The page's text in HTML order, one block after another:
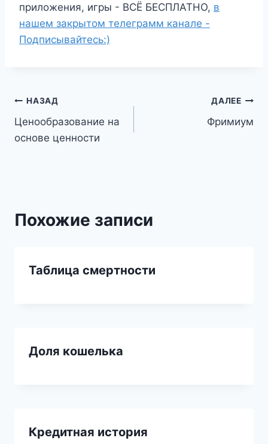
приложения, игры - ВСЁ БЕСПЛАТНО, в
нашем закрытом телеграмм канале -
Подписывайтесь:)
Навигация
по
НАЗАД
Ценообразование на
основе ценности
ДАЛЕЕ
Фримиум
Похожие записи
Таблица смертности
Доля кошелька
Кредитная история